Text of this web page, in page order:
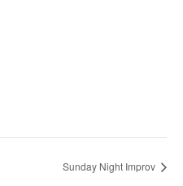
Sunday Night Improv